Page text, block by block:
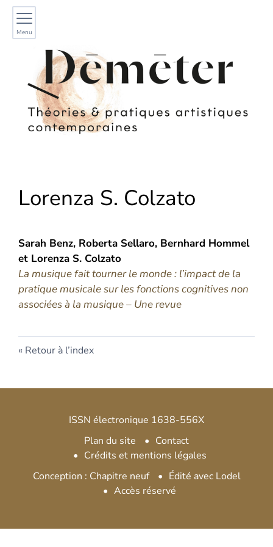
Menu
Lorenza S. Colzato
Sarah Benz, Roberta Sellaro, Bernhard Hommel
et Lorenza S. Colzato
La musique fait tourner le monde : l’impact de la
pratique musicale sur les fonctions cognitives non
associées à la musique – Une revue
Retour à l’index
ISSN électronique 1638-556X
Plan du site
Contact
Crédits et mentions légales
Conception : Chapitre neuf
Édité avec Lodel
Accès réservé